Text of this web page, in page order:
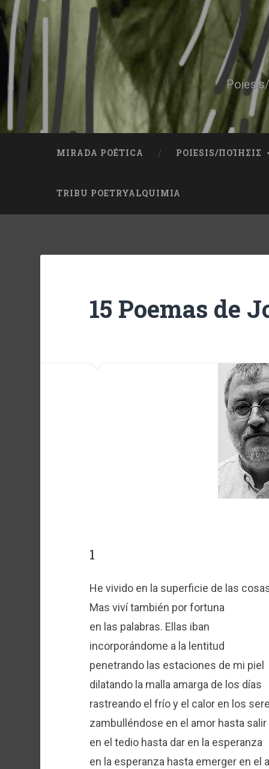
Skip
to
content
Search
MIRADA POÉTICA POIESIS/ΠΟΊΗΣΙΣ
TRIBU POETRYALQUIMIA
15 Poemas de
1
He vivido en la superficie de las
Mas viví también por fortuna
en las palabras. Ellas iban
incorporándome a la lentitud
penetrando las estaciones de mi piel
dilatando la malla amarga de los días
rastreando el frío y el calor en los
zambulléndose en el amor hasta salir
en el tedio hasta dar en la esperanza
en la esperanza hasta emerger en el